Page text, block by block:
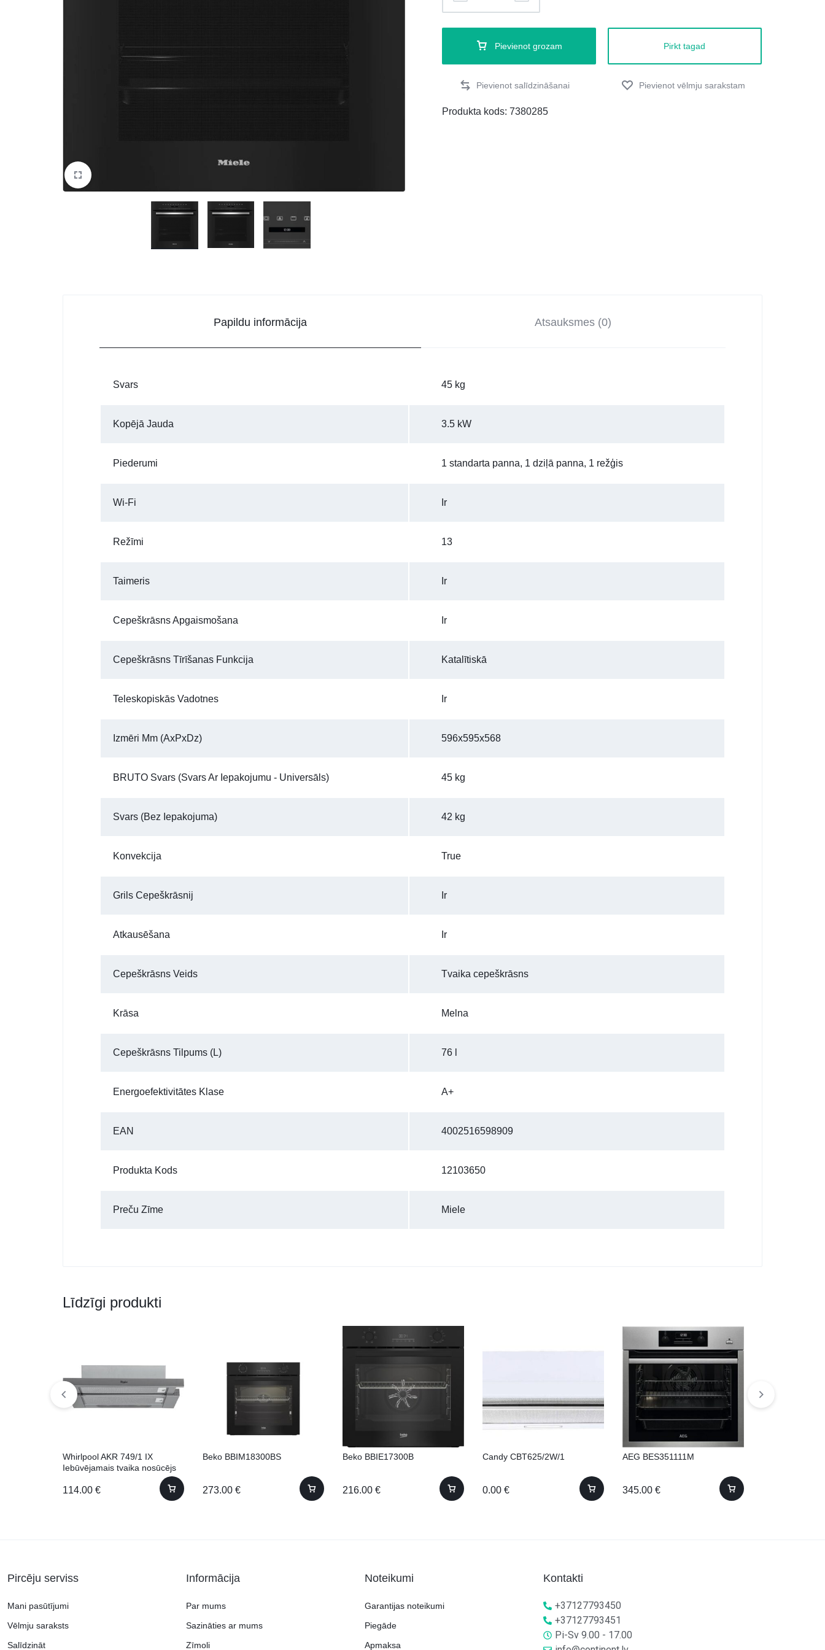
MĀJĀM UN DĀRZAM
Pievienot grozam Pirkt tagad
Produkta kods:7380285
Papildu informācija Atsauksmes (0)
Svars 45 kg
Kopējā Jauda 3.5 kW
Piederumi 1 standarta panna, 1 dziļā panna, 1 režģis
Wi-Fi Ir
Režīmi 13
Taimeris Ir
Cepeškrāsns Apgaismošana Ir
Cepeškrāsns Tīrīšanas Funkcija Katalītiskā
Teleskopiskās Vadotnes Ir
Izmēri Mm (AxPxDz) 596x595x568
BRUTO Svars (Svars Ar Iepakojumu - Universāls) 45 kg
Svars (bez Iepakojuma) 42 kg
Konvekcija True
Grils Cepeškrāsnij Ir
Atkausēšana Ir
Cepeškrāsns Veids Tvaika cepeškrāsns
Krāsa Melna
Cepeškrāsns Tilpums (l) 76 l
Energoefektivitātes Klase A+
EAN 4002516598909
Produkta Kods 12103650
Preču Zīme Miele
Līdzīgi produkti
Whirlpool AKR 749/1 IX
Iebūvējamais tvaika nosūcējs
114.00 €
Beko BBIM18300BS
273.00 €
Beko BBIE17300B
216.00 €
Candy CBT625/2W/1
0.00 €
AEG BES351111M
345.00 €
Pircēju serviss
Mani pasūtījumi
Vēlmju saraksts
Salīdzināt
Informācija
Par mums
Sazināties ar mums
Zīmoli
Noteikumi
Garantijas noteikumi
Piegāde
Apmaksa
Kontakti
+37127793450
+37127793451
Pi-Sv 9.00 - 17.00